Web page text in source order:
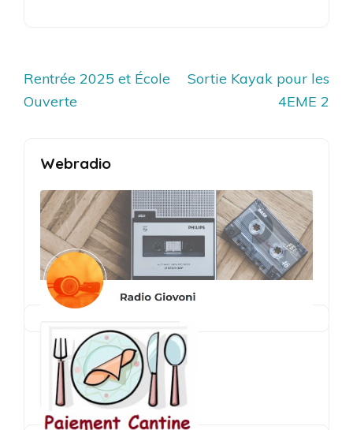
Navigation
de
Rentrée 2025 et École
Ouverte
Sortie Kayak pour les
4EME 2
Webradio